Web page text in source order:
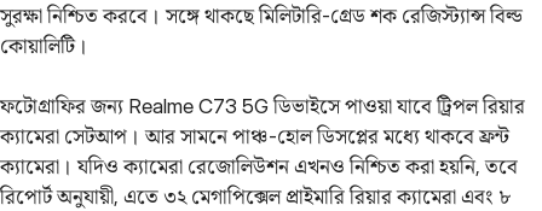
সুরক্ষা নিশ্চিত করবে। সঙ্গে থাকছে মিলিটারি-গ্রেড শক রেজিস্ট্যান্স বিল্ড
কোয়ালিটি।
ফটোগ্রাফির জন্য Realme C73 5G ডিভাইসে পাওয়া যাবে ট্রিপল রিয়ার
ক্যামেরা সেটআপ। আর সামনে পাঞ্চ-হোল ডিসপ্লের মধ্যে থাকবে ফ্রন্ট
ক্যামেরা। যদিও ক্যামেরা রেজোলিউশন এখনও নিশ্চিত করা হয়নি, তবে
রিপোর্ট অনুযায়ী, এতে ৩২ মেগাপিক্সেল প্রাইমারি রিয়ার ক্যামেরা এবং ৮